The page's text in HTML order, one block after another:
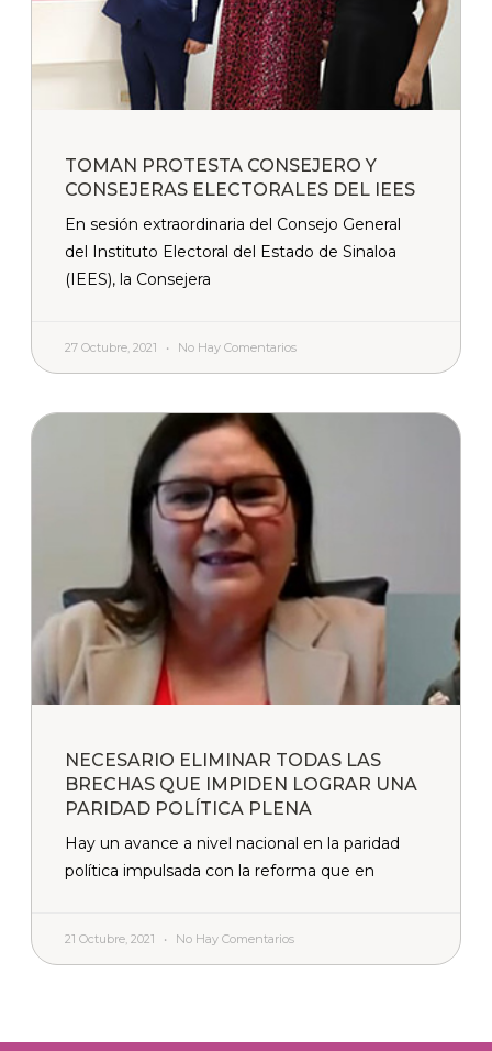
TOMAN PROTESTA CONSEJERO Y
CONSEJERAS ELECTORALES DEL IEES
En sesión extraordinaria del Consejo General
del Instituto Electoral del Estado de Sinaloa
(IEES), la Consejera
27 Octubre, 2021 No Hay Comentarios
NECESARIO ELIMINAR TODAS LAS
BRECHAS QUE IMPIDEN LOGRAR UNA
PARIDAD POLÍTICA PLENA
Hay un avance a nivel nacional en la paridad
política impulsada con la reforma que en
21 Octubre, 2021 No Hay Comentarios